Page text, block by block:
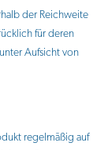
der Reichweite
für deren
Aufsicht von
regelmäßig auf